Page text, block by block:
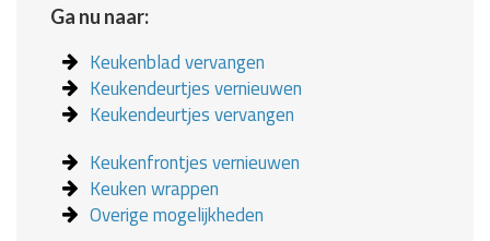
Ga nu naar:
Keukenblad vervangen
Keukendeurtjes vernieuwen
Keukendeurtjes vervangen
Keukenfrontjes vernieuwen
Keuken wrappen
Overige mogelijkheden